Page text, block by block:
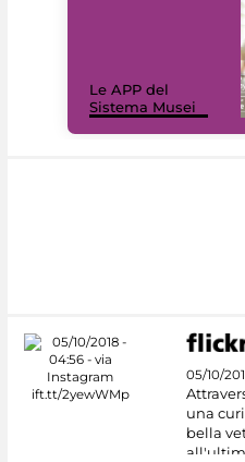
Le APP del
Sistema Musei
05/10/
una
bella